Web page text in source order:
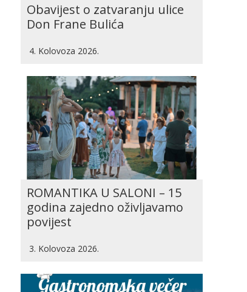
Obavijest o zatvaranju ulice
Don Frane Bulića
4. Kolovoza 2026.
ROMANTIKA U SALONI – 15
godina zajedno oživljavamo
povijest
3. Kolovoza 2026.